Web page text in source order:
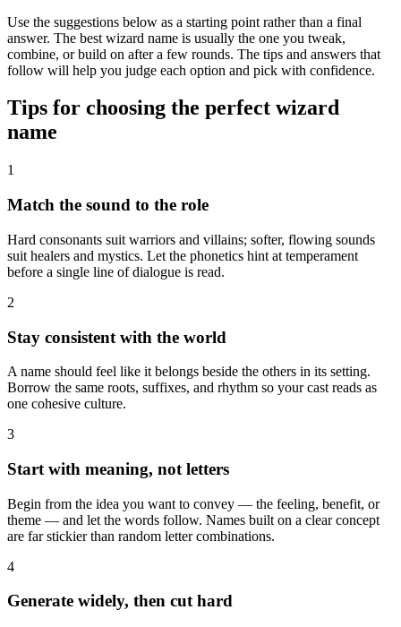
Use the suggestions below as a starting point rather than a final
answer. The best wizard name is usually the one you tweak,
combine, or build on after a few rounds. The tips and answers that
follow will help you judge each option and pick with confidence.
Tips for choosing the perfect wizard
name
1
Match the sound to the role
Hard consonants suit warriors and villains; softer, flowing sounds
suit healers and mystics. Let the phonetics hint at temperament
before a single line of dialogue is read.
2
Stay consistent with the world
A name should feel like it belongs beside the others in its setting.
Borrow the same roots, suffixes, and rhythm so your cast reads as
one cohesive culture.
3
Start with meaning, not letters
Begin from the idea you want to convey — the feeling, benefit, or
theme — and let the words follow. Names built on a clear concept
are far stickier than random letter combinations.
4
Generate widely, then cut hard